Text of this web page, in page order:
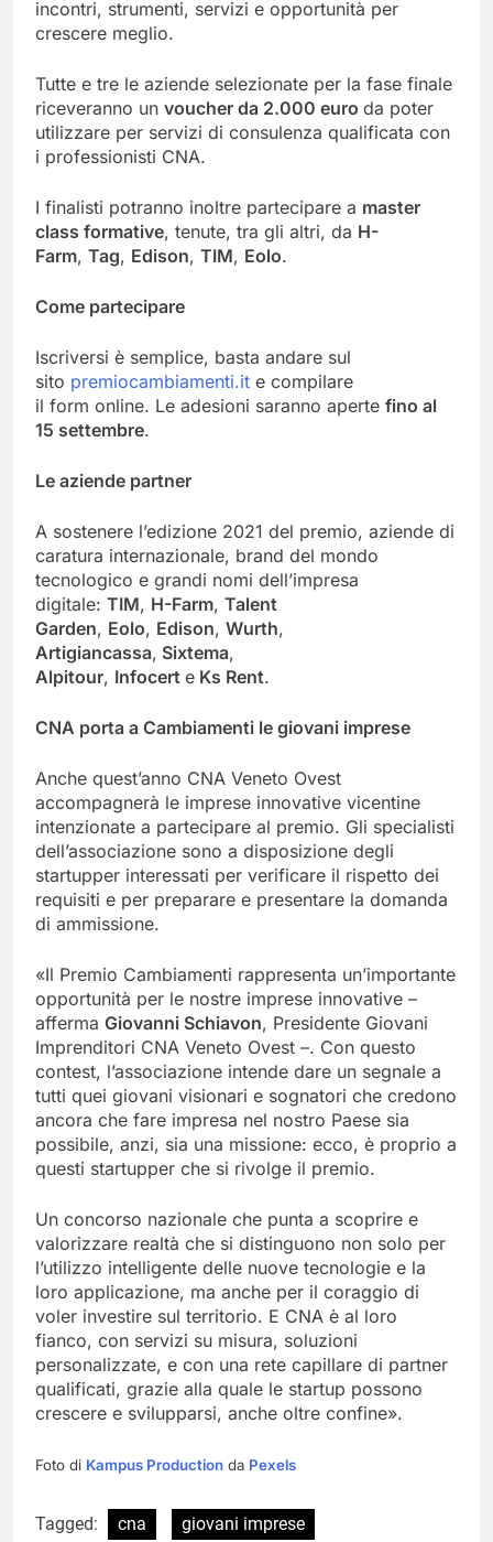
incontri, strumenti, servizi e opportunità per
crescere meglio.
Tutte e tre le aziende selezionate per la fase finale
riceveranno un voucher da 2.000 euro da poter
utilizzare per servizi di consulenza qualificata con
i professionisti CNA.
I finalisti potranno inoltre partecipare a master
class formative, tenute, tra gli altri, da H-
Farm, Tag, Edison, TIM, Eolo.
Come partecipare
Iscriversi è semplice, basta andare sul
sito premiocambiamenti.it e compilare
il form online. Le adesioni saranno aperte fino al
15 settembre.
Le aziende partner
A sostenere l’edizione 2021 del premio, aziende di
caratura internazionale, brand del mondo
tecnologico e grandi nomi dell’impresa
digitale: TIM, H-Farm, Talent
Garden, Eolo, Edison, Wurth,
Artigiancassa, Sixtema,
Alpitour, Infocert e Ks Rent.
CNA porta a Cambiamenti le giovani imprese
Anche quest’anno CNA Veneto Ovest
accompagnerà le imprese innovative vicentine
intenzionate a partecipare al premio. Gli specialisti
dell’associazione sono a disposizione degli
startupper interessati per verificare il rispetto dei
requisiti e per preparare e presentare la domanda
di ammissione.
«Il Premio Cambiamenti rappresenta un’importante
opportunità per le nostre imprese innovative –
afferma Giovanni Schiavon, Presidente Giovani
Imprenditori CNA Veneto Ovest –. Con questo
contest, l’associazione intende dare un segnale a
tutti quei giovani visionari e sognatori che credono
ancora che fare impresa nel nostro Paese sia
possibile, anzi, sia una missione: ecco, è proprio a
questi startupper che si rivolge il premio.
Un concorso nazionale che punta a scoprire e
valorizzare realtà che si distinguono non solo per
l’utilizzo intelligente delle nuove tecnologie e la
loro applicazione, ma anche per il coraggio di
voler investire sul territorio. E CNA è al loro
fianco, con servizi su misura, soluzioni
personalizzate, e con una rete capillare di partner
qualificati, grazie alla quale le startup possono
crescere e svilupparsi, anche oltre confine».
Foto di Kampus Production da Pexels
Tagged: cna giovani imprese